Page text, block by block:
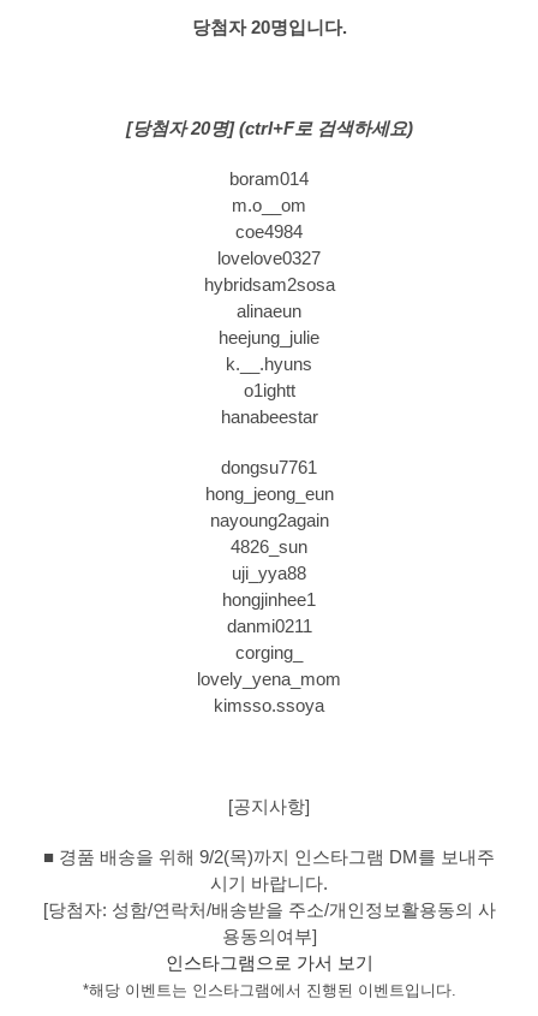
당첨자 20명입니다.
[당첨자 20명] (ctrl+F로 검색하세요)
boram014
m.o__om
coe4984
lovelove0327
hybridsam2sosa
alinaeun
heejung_julie
k.__.hyuns
o1ightt
hanabeestar
dongsu7761
hong_jeong_eun
nayoung2again
4826_sun
uji_yya88
hongjinhee1
danmi0211
corging_
lovely_yena_mom
kimsso.ssoya
[공지사항]
■ 경품 배송을 위해 9/2(목)까지 인스타그램 DM를 보내주
시기 바랍니다.
[당첨자: 성함/연락처/배송받을 주소/개인정보활용동의 사
용동의여부]
인스타그램으로 가서 보기
*해당 이벤트는 인스타그램에서 진행된 이벤트입니다.